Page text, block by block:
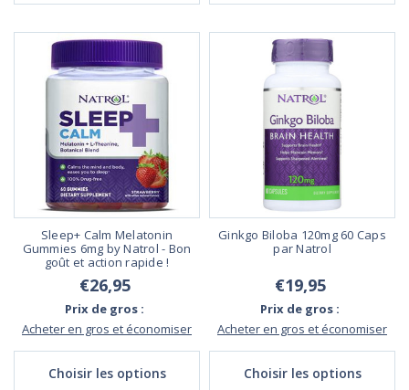
Sleep+ Calm Melatonin
Gummies 6mg by Natrol - Bon
goût et action rapide !
€26,95
Prix de gros :
Acheter en gros et économiser
Choisir les options
Ginkgo Biloba 120mg 60 Caps
par Natrol
€19,95
Prix de gros :
Acheter en gros et économiser
Choisir les options